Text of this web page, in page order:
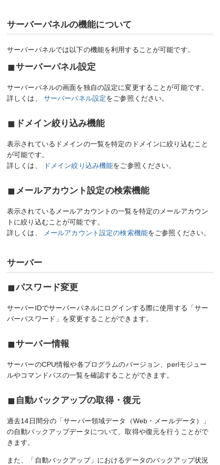
サーバーパネルの機能について
サーバーパネルでは以下の機能を利用することが可能です。
サーバーパネル設定
サーバーパネルの画面を独自の設定に変更することが可能です。
詳しくは、 サーバーパネル設定をご参照ください。
ドメイン絞り込み機能
表示されているドメインの一覧を特定のドメインに絞り込むこと
が可能です。
詳しくは、
ドメイン絞り込み機能をご参照ください。
メールアカウント設定の検索機能
表示されているメールアカウントの一覧を特定のメールアカウン
トに絞り込むことが可能です。
詳しくは、
メールアカウント設定の検索機能をご参照ください。
サーバー
パスワード変更
サーバーIDでサーバーパネルにログインする際に使用する「サー
バーパスワード」を変更することができます。
サーバー情報
サーバーのCPU情報や各プログラムのバージョン、perlモジュー
ルやコマンドパスの一覧を確認することができます。
自動バックアップの取得・復元
過去14日間分の「サーバー領域データ（Web・メールデータ）」
の自動バックアップデータについて、取得や復元を行うことがで
きます。
また、「自動バックアップ」におけるデータのバックアップ状況